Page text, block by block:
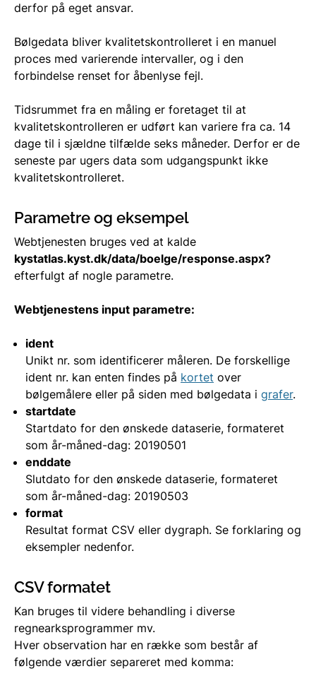
derfor på eget ansvar.
Bølgedata bliver kvalitetskontrolleret i en manuel
proces med varierende intervaller, og i den
forbindelse renset for åbenlyse fejl.
Tidsrummet fra en måling er foretaget til at
kvalitetskontrolleren er udført kan variere fra ca. 14
dage til i sjældne tilfælde seks måneder. Derfor er de
seneste par ugers data som udgangspunkt ikke
kvalitetskontrolleret.
Parametre og eksempel
Webtjenesten bruges ved at kalde
kystatlas.kyst.dk/data/boelge/response.aspx?
efterfulgt af nogle parametre.
Webtjenestens input parametre:
ident
Unikt nr. som identificerer måleren. De forskellige
ident nr. kan enten findes på kortet over
bølgemålere eller på siden med bølgedata i grafer.
startdate
Startdato for den ønskede dataserie, formateret
som år-måned-dag: 20190501
enddate
Slutdato for den ønskede dataserie, formateret
som år-måned-dag: 20190503
format
Resultat format CSV eller dygraph. Se forklaring og
eksempler nedenfor.
CSV formatet
Kan bruges til videre behandling i diverse
regnearksprogrammer mv.
Hver observation har en række som består af
følgende værdier separeret med komma: